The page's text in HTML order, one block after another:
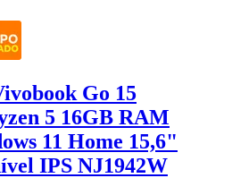
Go 15
5 16GB RAM
11 Home 15,6"
IPS NJ1942W